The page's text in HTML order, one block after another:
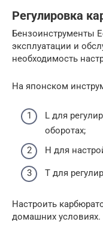
Регулировка
Бензоинструменты
эксплуатации и
необходимость
На японском
L для
оборотах;
H для
T для
Настроить
домашних